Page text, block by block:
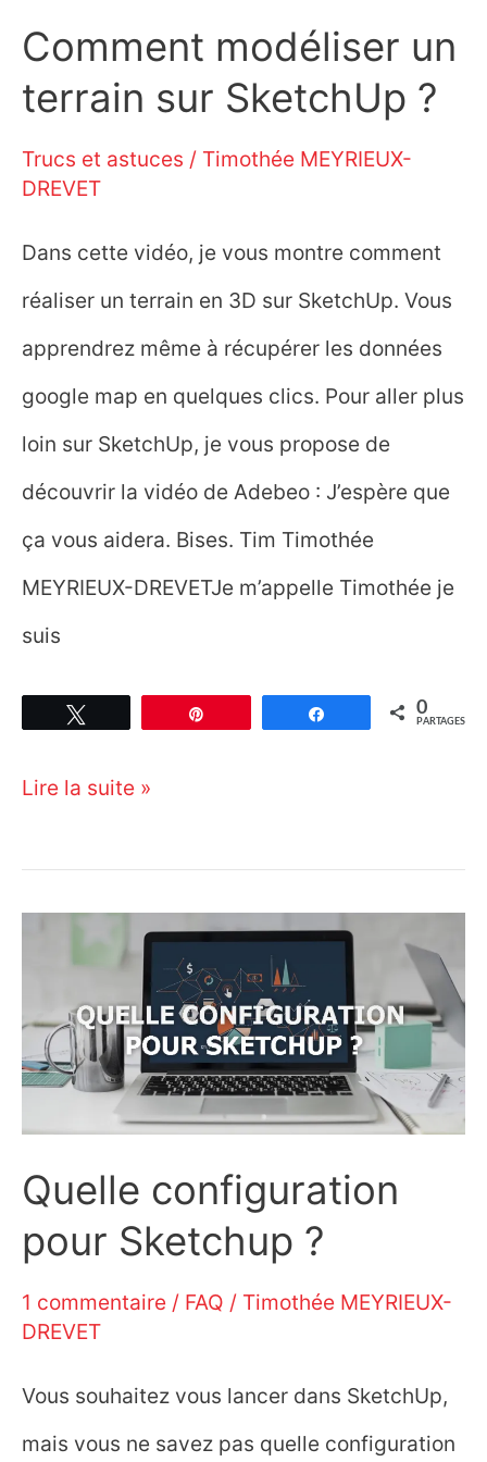
Comment modéliser un
terrain sur SketchUp ?
Trucs et astuces / Timothée MEYRIEUX-
DREVET
Dans cette vidéo, je vous montre comment
réaliser un terrain en 3D sur SketchUp. Vous
apprendrez même à récupérer les données
google map en quelques clics. Pour aller plus
loin sur SketchUp, je vous propose de
découvrir la vidéo de Adebeo : J’espère que
ça vous aidera. Bises. Tim Timothée
MEYRIEUX-DREVETJe m’appelle Timothée je
suis
Partagez 0
PARTAGES
Comment
terrain
SketchUp
?
Lire la suite »
Quelle configuration
pour Sketchup ?
1 commentaire / FAQ / Timothée MEYRIEUX-
DREVET
Vous souhaitez vous lancer dans SketchUp,
mais vous ne savez pas quelle configuration